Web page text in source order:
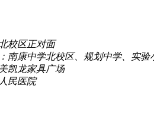
校区正对面
南康中学北校区、规划中学、实
凯龙家具广场
民医院